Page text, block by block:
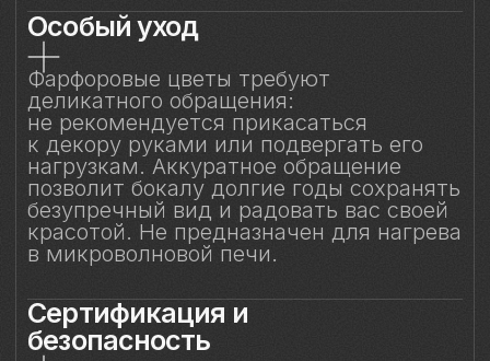
исключительно деликатного
обращения. Не прикасайтесь
к фарфоровому элементу
и не подвергайте механическим
воздействиям. Бережное отношение
к изделию позволит на долгие годы
сохранить его красоту и изысканность,
позволяя белому вину раскрывать свой
характер мягко, светло и полно — как
оно того заслуживает.
Смотрите также